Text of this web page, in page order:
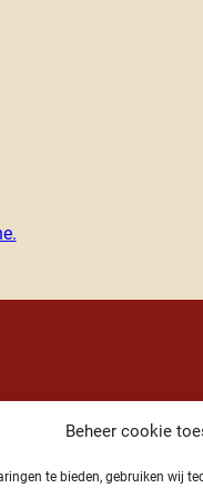
Beheer cookie
te bieden, gebruiken wij
Vroolijke team?